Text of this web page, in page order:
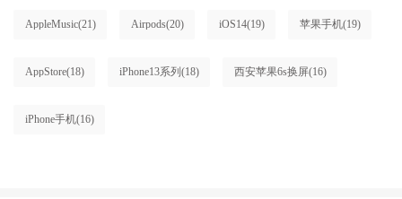
AppleMusic(21) Airpods(20) iOS14(19) 苹果手机(19)
AppStore(18) iPhone13系列 (18) 西安苹果6s换屏(16)
iPhone手机(16)